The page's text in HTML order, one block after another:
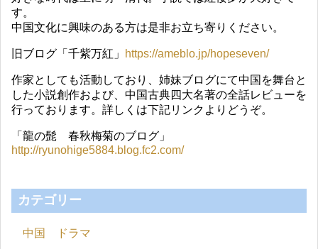
す。
中国文化に興味のある方は是非お立ち寄りください。
旧ブログ「千紫万紅」 https://ameblo.jp/hopeseven/
作家としても活動しており、姉妹ブログにて中国を舞台と
した小説創作および、中国古典四大名著の全話レビューを
行っております。詳しくは下記リンクよりどうぞ。
「龍の髭 春秋梅菊のブログ」
http://ryunohige5884.blog.fc2.com/
カテゴリー
中国 ドラマ